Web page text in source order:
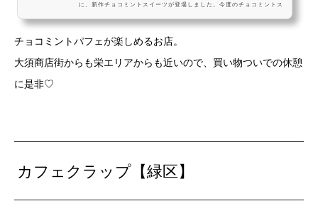
に、新作チョコミントスイーツが登場しました。今度のチョコミントス
ーツです。チョコミン党は必見ですよ～！上前津 City Dining Macy's
いでよ。さっぱり爽やかな見た目と味の、チョコ...
チョコミントパフェが楽しめるお店。
大須商店街からも栄エリアからも近いので、買い物ついでの休憩
に是非♡
カフェクラップ【緑区】